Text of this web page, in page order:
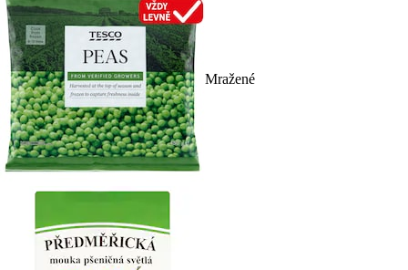
Mražené